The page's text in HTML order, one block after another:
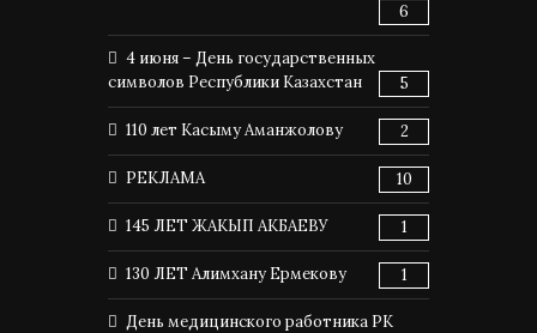
6
4 июня – День государственных
символов Республики Казахстан
5
110 лет Касыму Аманжолову 2
РЕКЛАМА 10
145 ЛЕТ ЖАКЫП АКБАЕВУ 1
130 ЛЕТ Алимхану Ермекову 1
День медицинского работника РК